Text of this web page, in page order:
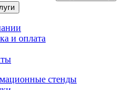
и оплата
стенды